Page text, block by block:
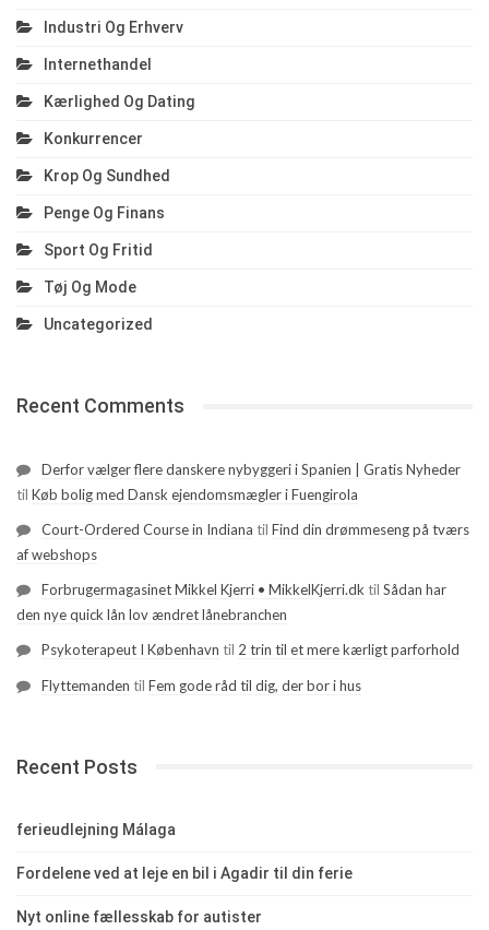
Industri Og Erhverv
Internethandel
Kærlighed Og Dating
Konkurrencer
Krop Og Sundhed
Penge Og Finans
Sport Og Fritid
Tøj Og Mode
Uncategorized
Recent Comments
Derfor vælger flere danskere nybyggeri i Spanien | Gratis Nyheder
til Køb bolig med Dansk ejendomsmægler i Fuengirola
Court-Ordered Course in Indiana til Find din drømmeseng på tværs
af webshops
Forbrugermagasinet Mikkel Kjerri • MikkelKjerri.dk til Sådan har
den nye quick lån lov ændret lånebranchen
Psykoterapeut I København til 2 trin til et mere kærligt parforhold
Flyttemanden til Fem gode råd til dig, der bor i hus
Recent Posts
ferieudlejning Málaga
Fordelene ved at leje en bil i Agadir til din ferie
Nyt online fællesskab for autister